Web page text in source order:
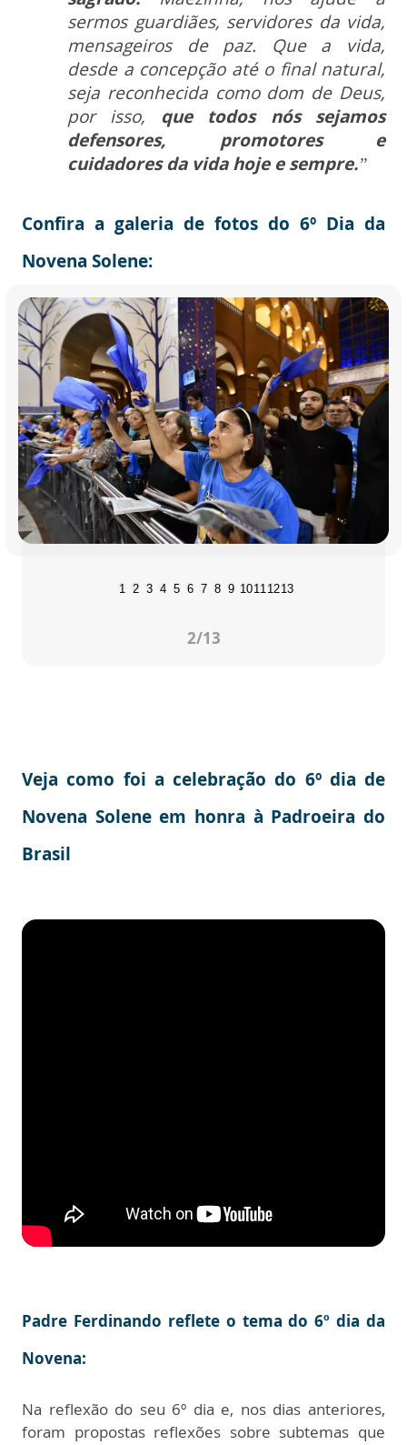
sermos guardiães, servidores da vida,
mensageiros de paz. Que a vida,
desde a concepção até o final natural,
seja reconhecida como dom de Deus,
por isso, que todos nós sejamos
defensores, promotores e
cuidadores da vida hoje e sempre.”
Confira a galeria de fotos do 6º Dia da
Novena Solene:
1 2 3 4 5 6 7 8 9 10111213
3/13
Veja como foi a celebração do 6º dia de
Novena Solene em honra à Padroeira do
Brasil
Padre Ferdinando reflete o tema do 6º dia da
Novena:
Na reflexão do seu 6º dia e, nos dias anteriores,
foram propostas reflexões sobre subtemas que